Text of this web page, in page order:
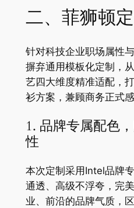
二、菲狮顿
针对科技企业职场属性
摒弃通用模板化定制，
艺四大维度精准适配，
衫方案，兼顾商务正式
1. 品牌专属配色
性
本次定制采用Intel品牌
通透、高级不浮夸，完
业、前沿的品牌气质，